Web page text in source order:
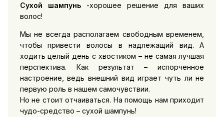
Сухой шампунь-хорошее решение для ваших
волос!
Мы не всегда располагаем свободным временем,
чтобы привести волосы в надлежащий вид. А
ходить целый день с хвостиком – не самая лучшая
перспектива. Как результат – испорченное
настроение, ведь внешний вид играет чуть ли не
первую роль в нашем самочувствии.
Но не стоит отчаиваться. На помощь нам приходит
чудо-средство – сухой шампунь!